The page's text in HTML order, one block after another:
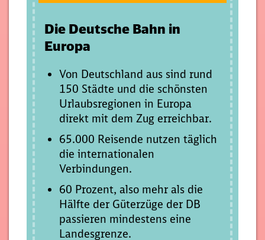
Die Deutsche Bahn in
Europa
Von Deutschland aus sind rund
150 Städte und die schönsten
Urlaubsregionen in Europa
direkt mit dem Zug erreichbar.
65.000 Reisende nutzen täglich
die internationalen
Verbindungen.
60 Prozent, also mehr als die
Hälfte der Güterzüge der DB
passieren mindestens eine
Landesgrenze.